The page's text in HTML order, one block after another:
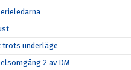
trots underläge
2 av DM